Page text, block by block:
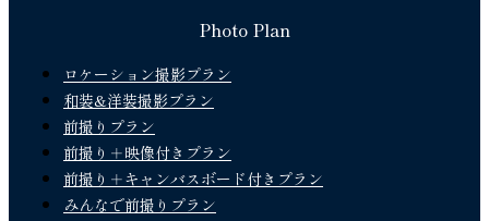
Photo Plan
ロケーション撮影プラン
和装&洋装撮影プラン
前撮りプラン
前撮り＋映像付きプラン
前撮り＋キャンバスボード付きプラン
みんなで前撮りプラン